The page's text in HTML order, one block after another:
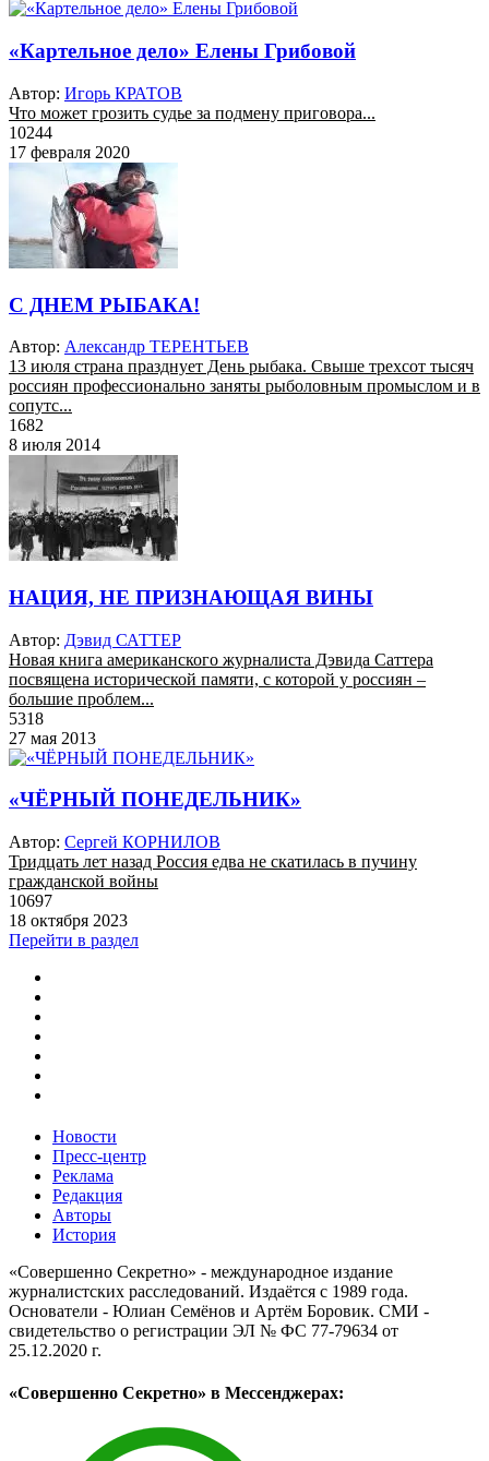
«Картельное дело» Елены Грибовой
Автор: Игорь КРАТОВ
Что может грозить судье за подмену приговора...
10244
17 февраля 2020
С ДНЕМ РЫБАКА!
Автор: Александр ТЕРЕНТЬЕВ
13 июля страна празднует День рыбака. Свыше трехсот тысяч
россиян профессионально заняты рыболовным промыслом и в
сопутс...
1682
8 июля 2014
НАЦИЯ, НЕ ПРИЗНАЮЩАЯ ВИНЫ
Автор: Дэвид САТТЕР
Новая книга американского журналиста Дэвида Саттера
посвящена исторической памяти, с которой у россиян –
большие проблем...
5318
27 мая 2013
«ЧЁРНЫЙ ПОНЕДЕЛЬНИК»
Автор: Сергей КОРНИЛОВ
Тридцать лет назад Россия едва не скатилась в пучину
гражданской войны
10697
18 октября 2023
Перейти в раздел
Новости
Пресс-центр
Реклама
Редакция
Авторы
История
«Совершенно Секретно» - международное издание
журналистских расследований. Издаётся с 1989 года.
Основатели - Юлиан Семёнов и Артём Боровик. CМИ -
свидетельство о регистрации ЭЛ № ФС 77-79634 от
25.12.2020 г.
«Совершенно Секретно» в Мессенджерах: